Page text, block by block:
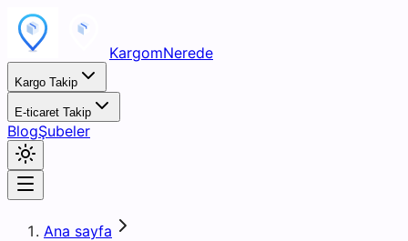
KargomNerede
Kargo Takip
E-ticaret Takip
BlogŞubeler
Ana sayfa